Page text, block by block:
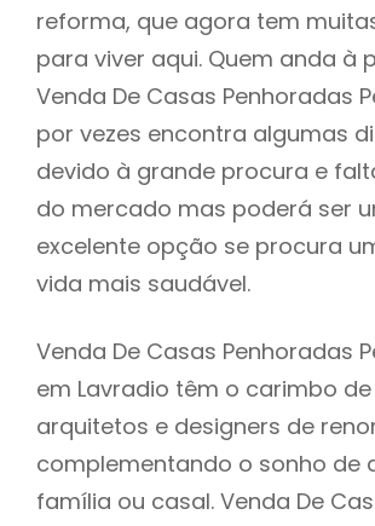
reforma, que agora tem
para viver aqui. Quem anda à
Venda De Casas Penhoradas
por vezes encontra algumas
devido à grande procura e
do mercado mas poderá ser
excelente opção se procura
vida mais saudável.
Venda De Casas Penhoradas
em Lavradio têm o carimbo
arquitetos e designers de
complementando o sonho de
família ou casal. Venda De